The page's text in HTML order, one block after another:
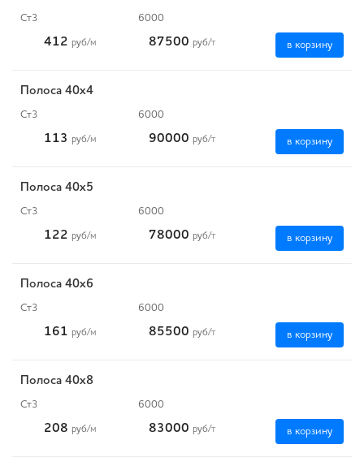
Ст3 6000
412 руб/м 87500 руб/т в корзину
Полоса 40x4
Ст3 6000
113 руб/м 90000 руб/т в корзину
Полоса 40x5
Ст3 6000
122 руб/м 78000 руб/т в корзину
Полоса 40x6
Ст3 6000
161 руб/м 85500 руб/т в корзину
Полоса 40x8
Ст3 6000
208 руб/м 83000 руб/т в корзину